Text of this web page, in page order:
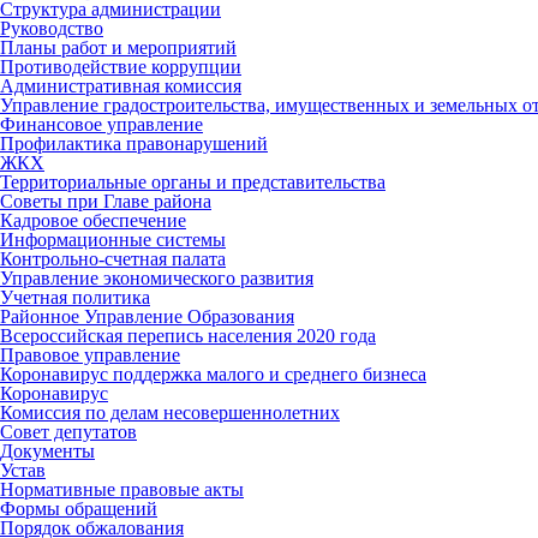
Структура администрации
Руководство
Планы работ и мероприятий
Противодействие коррупции
Административная комиссия
Управление градостроительства, имущественных и земельных
Финансовое управление
Профилактика правонарушений
ЖКХ
Территориальные органы и представительства
Советы при Главе района
Кадровое обеспечение
Информационные системы
Контрольно-счетная палата
Управление экономического развития
Учетная политика
Районное Управление Образования
Всероссийская перепись населения 2020 года
Правовое управление
Коронавирус поддержка малого и среднего бизнеса
Коронавирус
Комиссия по делам несовершеннолетних
Совет депутатов
Документы
Устав
Нормативные правовые акты
Формы обращений
Порядок обжалования